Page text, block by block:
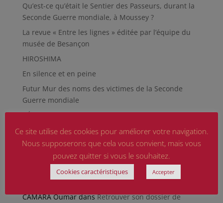
Qu’est-ce qu’était le Sentier des Passeurs, durant la
Seconde Guerre mondiale, à Moussey ?
La revue « Entre les lignes » éditée par l’équipe du
musée de Besançon
HIROSHIMA
En silence et en peine
Futur Mur des noms des victimes de la Seconde
Guerre mondiale
RÉPARER LES OMISSIONS SUR LES MONUMENTS AUX
MORTS
Le rapport d’activité 2025 de la DMCA.
Quand la paix chemine
Commentaires récents
CAMARA OumardansRetrouver son dossier de
Ce site utilise des cookies pour améliorer votre navigation.
Nous supposerons que cela vous convient, mais vous
pouvez quitter si vous le souhaitez.
Cookies caractéristiques Accepter